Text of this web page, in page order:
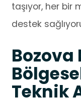
taşıyor, her bir
destek
Bozova
Teknik